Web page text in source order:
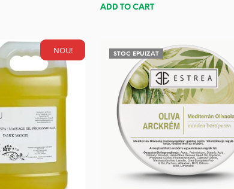
ADD TO CART
NOU! STOC EPUIZAT